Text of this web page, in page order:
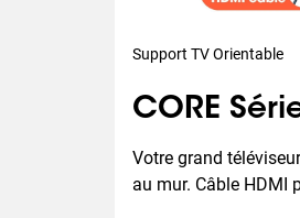
Support TV Orientable
CORE
Votre grand
au mur. Câble HDMI